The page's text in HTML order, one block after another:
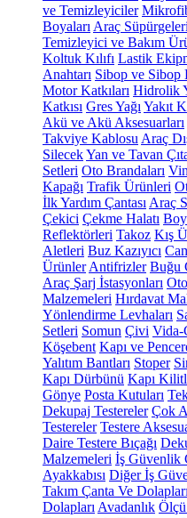
ve Temizleyiciler
Boyaları Araç Süpürgeleri
Temizleyici ve Bakım
Koltuk Kılıfı Lastik
Anahtarı Sibop ve Sibop
Motor Katkıları Hidrolik
Katkısı Gres Yağı Yakıt
Akü ve Akü Aksesuarları
Takviye Kablosu Araç
SilecekYan ve Tavan
Setleri Oto Brandaları
Kapağı Trafik Ürünleri
İlk Yardım Çantası Araç
Çekici Çekme Halatı
Reflektörleri Takoz Kış
Aletleri Buz Kazıyıcı
Ürünler Antifrizler Buğu
Araç Şarj İstasyonları
Malzemeleri Hırdavat
Yönlendirme Levhaları
Setleri Somun Çivi Vida-
Köşebent Kapı ve
Yalıtım Bantları Stoper
Kapı Dürbünü Kapı
Gönye Posta Kutuları
Dekupaj Testereler Çok
Testereler Testere
Daire Testere Bıçağı
Malzemeleri İş Güvenlik
Ayakkabısı Diğer İş
Takım Çanta Ve Dolapları
Dolapları Avadanlık